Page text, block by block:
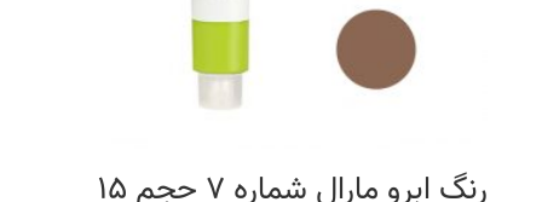
رنگ ابرو مارال شماره 7 حجم 15